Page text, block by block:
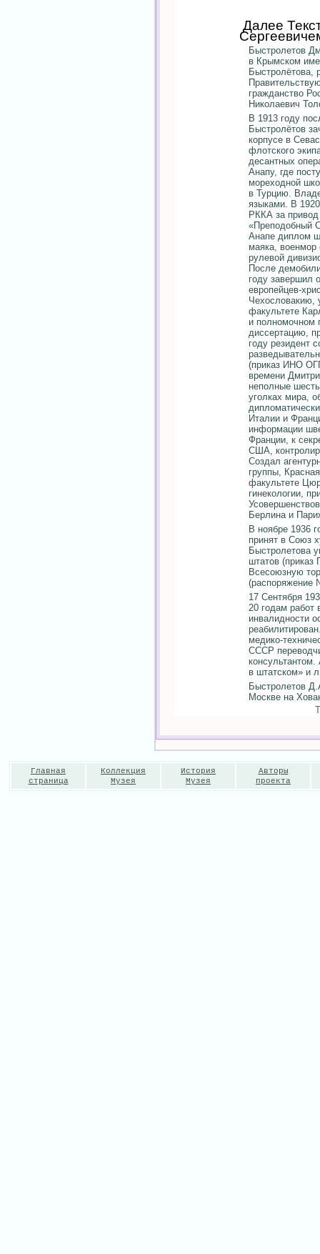
Далее
Быстролетов
в Крымском
Быстролётова,
гражданство
Николаевич
В 1913 году
Быстролётов
корпусе в
флотского
десантных
Анапу, где
мореходной
в Турцию.
языками. В
РККА за
«Преподобный
Анапе диплом
маяка, военмор
рулевой
После
году завершил
европейцев-
Чехословакию,
факультете
и полномочном
диссертацию,
году резидент
(приказ ИНО
времени
неполные
уголках мира,
Италии и
информации
Франции, к
США,
Создал
группы,
факультете
гинекологии,
Берлина и
В ноябре 1936
принят в Союз
Быстролетова
штатов
Всесоюзную
(распоряжение
17 Сентября
20 годам работ
инвалидности
медико-
СССР
в штатском» и
Быстролетов
Москве на
Главная
страница
Коллекция
Музея
История
Музея
Авторы
проекта